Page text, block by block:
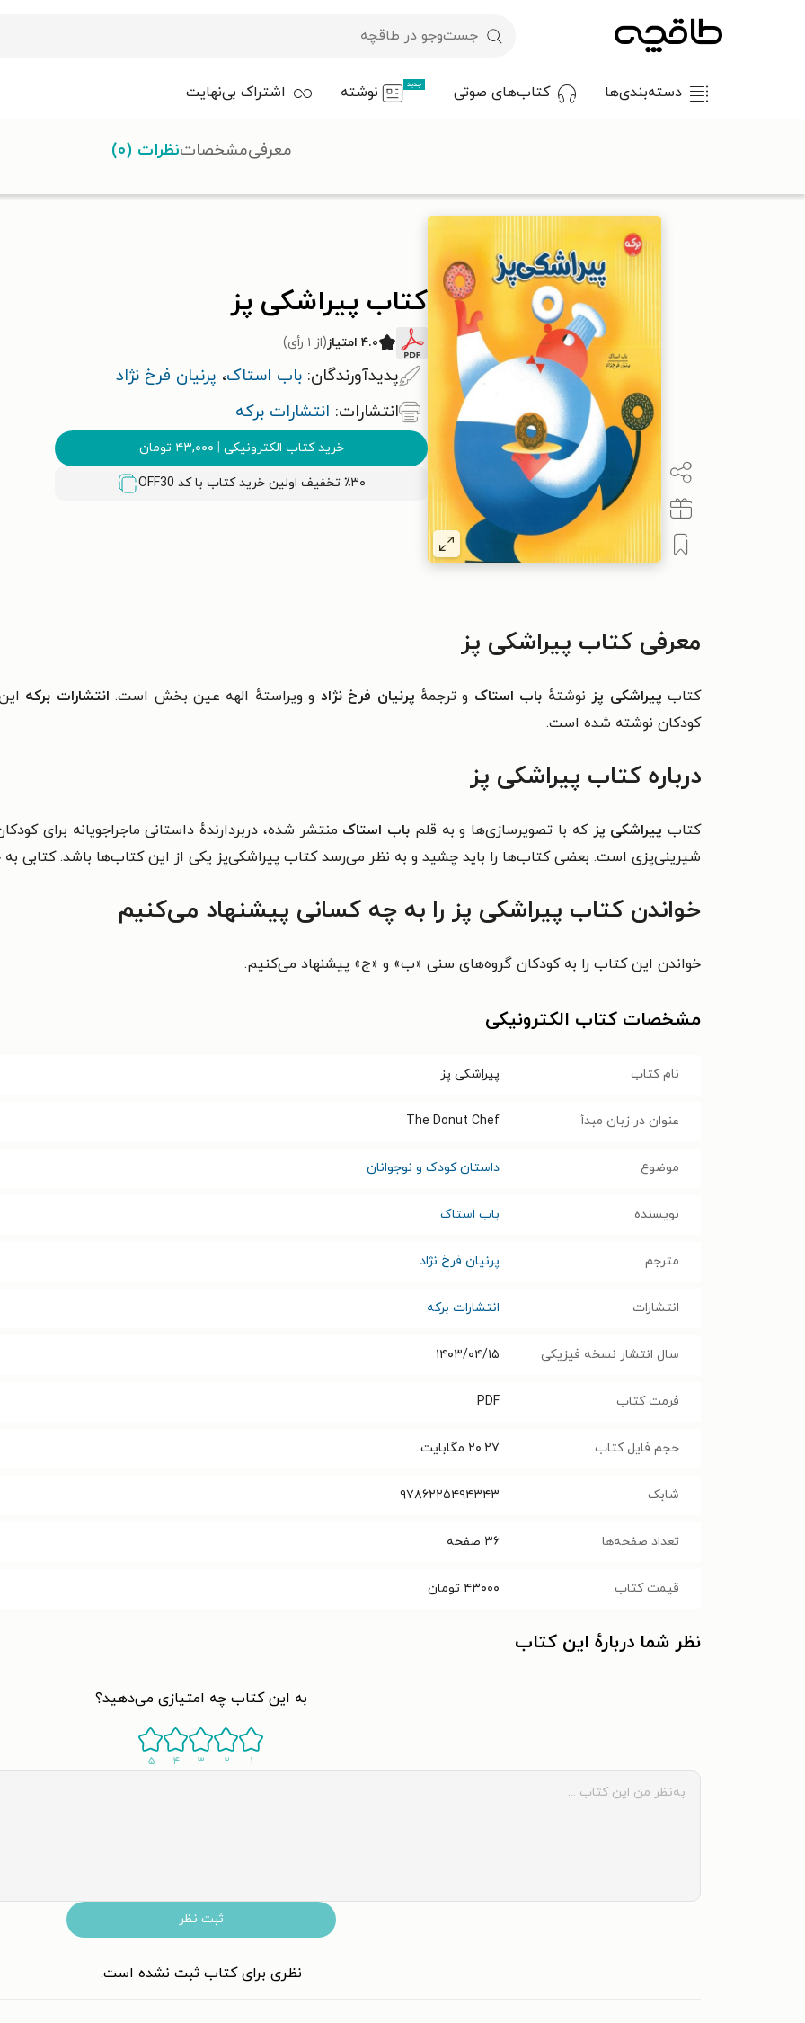
دسته‌بندی‌ها کتاب‌های صوتی جدید نوشته اشتراک بی‌نهایت
کتاب پیراشکی پز
۴.۰ امتیاز (از ۱ رأی)
پدیدآورندگان: باب استاک، پرنیان فرخ نژاد
انتشارات: انتشارات برکه
خرید کتاب الکترونیکی | ۴۳,۰۰۰ تومان
٪۳۰ تخفیف اولین خرید کتاب با کد OFF30
معرفیمشخصاتنظرات (۰)
معرفی کتاب پیراشکی پز
کتاب پیراشکی پز نوشتهٔ باب استاک و ترجمهٔ پرنیان فرخ نژاد و ویراستهٔ الهه عین بخش است.انتشارات برکه
کودکان نوشته شده است.
درباره کتاب پیراشکی پز
کتابپیراشکی پز که با تصویرسازی‌ها و به قلم باب استاک منتشر شده، دربردارندهٔ داستانی ماجراجویانه برای
شیرینی‌پزی است. بعضی کتاب‌ها را باید چشید و به نظر می‌رسد کتاب پیراشکی‌پز یکی از این کتاب‌ها باشد.کتابی
خواندن کتاب پیراشکی پز را به چه کسانی پیشنهاد می‌کنیم
خواندن این کتاب را به کودکان گروه‌های سنی «ب» و «ج» پیشنهاد می‌کنیم.
مشخصات کتاب الکترونیکی
نام کتاب پیراشکی پز
عنوان در زبان مبدأ The Donut Chef
موضوع داستان کودک و نوجوانان
نویسنده باب استاک
مترجم پرنیان فرخ نژاد
انتشارات انتشارات برکه
سال انتشار نسخه فیزیکی ۱۴۰۳/۰۴/۱۵
فرمت کتاب PDF
حجم فایل کتاب ۲۰.۲۷ مگابایت
شابک ۹۷۸۶۲۲۵۴۹۴۳۴۳
تعداد صفحه‌ها ۳۶ صفحه
قیمت کتاب ۴۳۰۰۰ تومان
نظر شما دربارهٔ این کتاب
به این کتاب چه امتیازی می‌دهید؟
۱ ۲ ۳ ۴ ۵
ثبت نظر
نظری برای کتاب ثبت نشده است.